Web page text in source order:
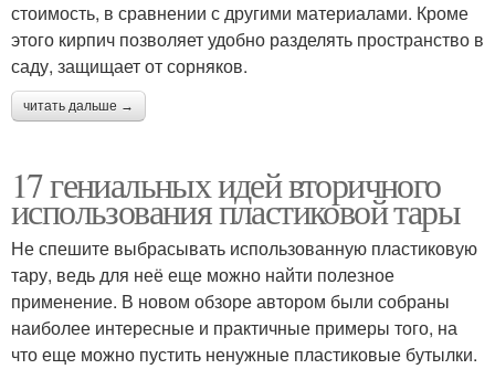
стоимость, в сравнении с другими материалами. Кроме
этого кирпич позволяет удобно разделять пространство в
саду, защищает от сорняков.
читать дальше →
17 гениальных идей вторичного
использования пластиковой тары
Не спешите выбрасывать использованную пластиковую
тару, ведь для неё еще можно найти полезное
применение. В новом обзоре автором были собраны
наиболее интересные и практичные примеры того, на
что еще можно пустить ненужные пластиковые бутылки.